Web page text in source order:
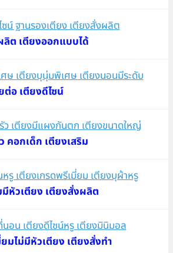
ลิต เตียงออกแบบได้
ต่อ เตียงดีไซน์
คอกเด็ก เตียงเสริม
หัวเตียง เตียงสั่งผลิต
มไม่มีหัวเตียง เตียงสั่งทำ